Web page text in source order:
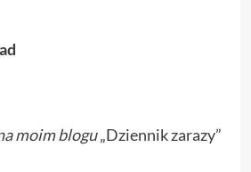
moim blogu„Dziennik zarazy”